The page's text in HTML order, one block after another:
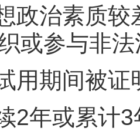
政治素质
或参与非
用期间被
2年或累计